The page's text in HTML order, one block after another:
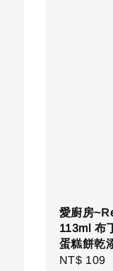
愛廚房
113ml 布
蛋糕餅乾
Regular
NT$ 109